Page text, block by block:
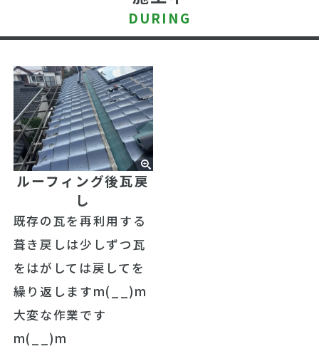
DURING
ルーフィング後瓦戻
し
既存の瓦を再利用する
葺き戻しは少しずつ瓦
をはがしては戻してを
繰り返しますm(__)m
大変な作業です
m(__)m